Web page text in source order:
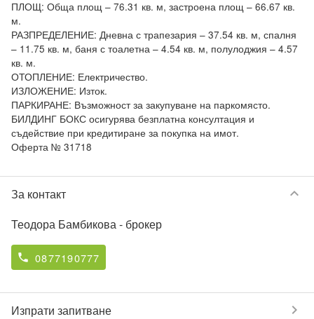
ПЛОЩ: Обща площ – 76.31 кв. м, застроена площ – 66.67 кв.
м.
РАЗПРЕДЕЛЕНИЕ: Дневна с трапезария – 37.54 кв. м, спалня
– 11.75 кв. м, баня с тоалетна – 4.54 кв. м, полулоджия – 4.57
кв. м.
ОТОПЛЕНИЕ: Електричество.
ИЗЛОЖЕНИЕ: Изток.
ПАРКИРАНЕ: Възможност за закупуване на паркомясто.
БИЛДИНГ БОКС осигурява безплатна консултация и
съдействие при кредитиране за покупка на имот.
За контакт keyboard_arrow_down
Теодора Бамбикова- брокер
phone 0877190777
Изпрати запитване chevron_right